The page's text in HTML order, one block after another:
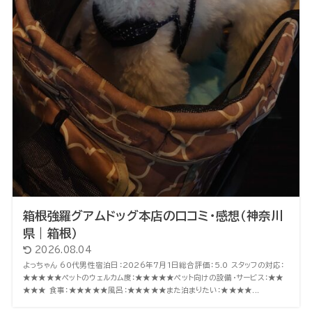
箱根強羅グアムドッグ本店の口コミ・感想（神奈川
県｜箱根）
2026.08.04
よっちゃん 60代男性宿泊日：2026年7月1日総合評価：5.0 スタッフの対応：
★★★★★ペットのウェルカム度：★★★★★ペット向けの設備・サービス：★★
★★★ 食事：★★★★★風呂：★★★★★また泊まりたい：★★★★...